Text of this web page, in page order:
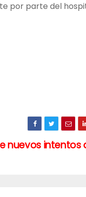
por parte del
nuevos intentos